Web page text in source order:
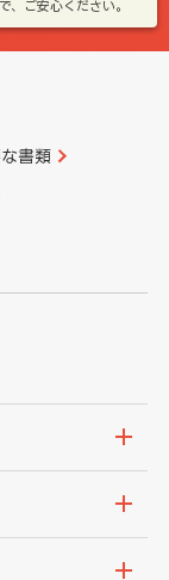
、ご安心ください。
書類